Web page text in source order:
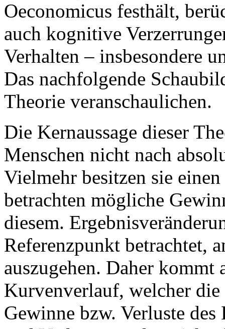
Oeconomicus festhält,
auch kognitive
Verhalten – insbesondere
Das nachfolgende
Theorie veranschaulichen.
Die Kernaussage dieser
Menschen nicht nach
Vielmehr besitzen sie
betrachten mögliche
diesem.
Referenzpunkt betrachtet,
auszugehen. Daher kommt
Kurvenverlauf, welcher
Gewinne bzw. Verluste